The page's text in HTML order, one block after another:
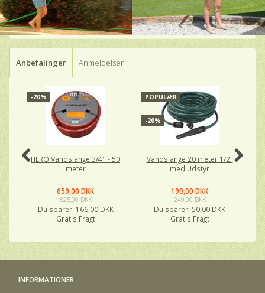
Anbefalinger Anmeldelser
-20%
HERO Vandslange 3/4'' - 50
meter
659,00 DKK
825,00 DKK
Du sparer: 166,00 DKK
Gratis Fragt
POPULÆR
-20%
Vandslange 20 meter 1/2"
med Udstyr
199,00 DKK
249,00 DKK
Du sparer: 50,00 DKK
Gratis Fragt
INFORMATIONER